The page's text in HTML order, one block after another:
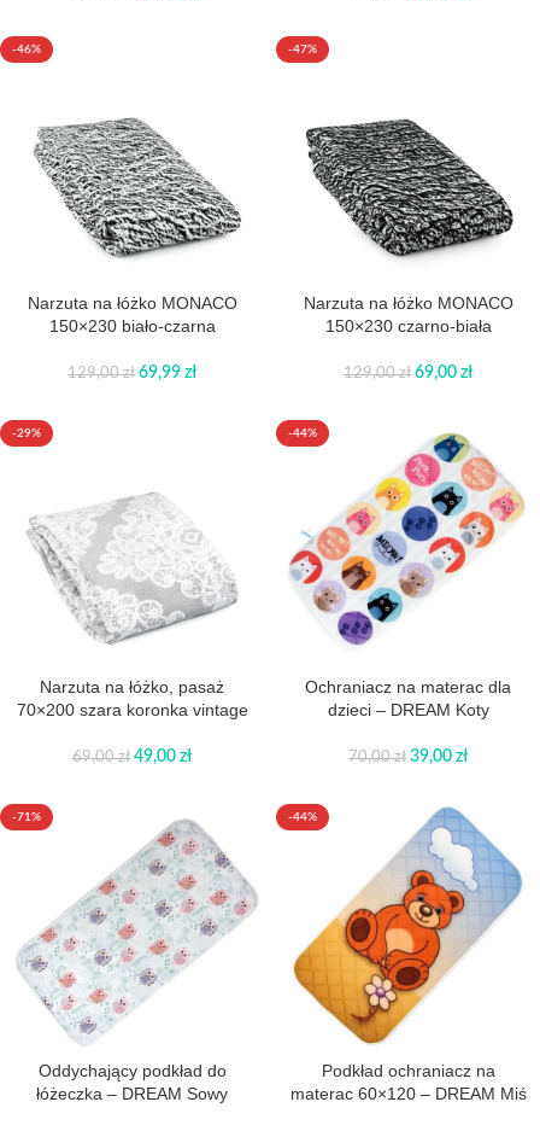
-46%
Narzuta na łóżko MONACO
150×230 biało-czarna
129,00zł 69,99 zł
-47%
Narzuta na łóżko MONACO
150×230 czarno-biała
129,00zł 69,00 zł
-29%
Narzuta na łóżko, pasaż
70×200 szara koronka vintage
69,00zł 49,00 zł
-44%
Ochraniacz na materac dla
dzieci – DREAM Koty
70,00zł 39,00 zł
-71%
Oddychający podkład do
łóżeczka – DREAM Sowy
-44%
Podkład ochraniacz na
materac 60×120 – DREAM Miś